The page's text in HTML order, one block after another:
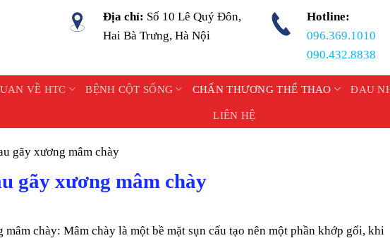
Địa chỉ: Số 10 Lê Quý Đôn,
Hai Bà Trưng, Hà Nội
Hotline:
096.369.1010
090.432.8838
VỀ HTC BỆNH CỘT SỐNG CHẤN THƯƠNG THỂ THAO ĐAU
LIÊN HỆ
gãy xương mâm chày
gãy xương mâm chày
chày: Mâm chày là một bề mặt sụn cấu tạo nên một phần khớp gối, khi